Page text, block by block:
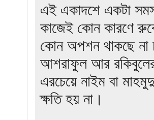
এই একাদশে একটা
কাজেই কোন কারণে
কোন অপশন থাকছে না
আশরাফুল আর রকিবুলের
এরচেয়ে নাইম বা
ক্ষতি হয় না।